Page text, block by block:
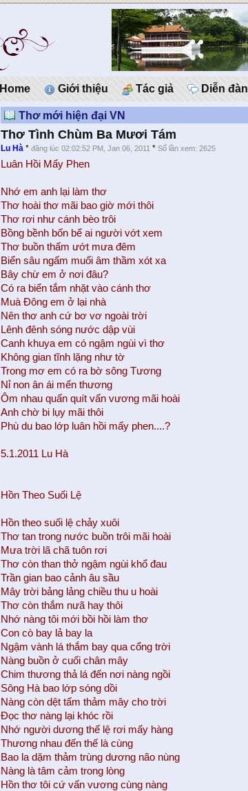
Home Giới thiệu Tác giả Diễn đàn
Thơ mới hiện đại VN
Thơ Tình Chùm Ba Mươi Tám
Lu Hà *đăng lúc 02:02:52 PM, Jan 06, 2011 *Số lần xem: 2625
Luân Hồi Mấy Phen
Nhớ em anh lại làm thơ
Thơ hoài thơ mãi bao giờ mới thôi
Thơ rơi như cánh bèo trôi
Bồng bềnh bốn bể ai người vớt xem
Thơ buồn thấm ướt mưa đêm
Biển sâu ngấm muối âm thầm xót xa
Bây chừ em ở nơi đâu?
Có ra biển tắm nhặt vào cánh thơ
Muà Đông em ở lại nhà
Nên thơ anh cứ bơ vơ ngoài trời
Lênh đênh sóng nước dập vùi
Canh khuya em có ngậm ngùi vì thơ
Không gian tĩnh lặng như tờ
Trong mơ em có ra bờ sông Tương
Nỉ non ân ái mến thương
Ôm nhau quấn quít vấn vương mãi hoài
Anh chờ bi lụy mãi thôi
Phù du bao lớp luân hồi mấy phen....?
5.1.2011 Lu Hà
Hồn Theo Suối Lệ
Hồn theo suối lệ chảy xuôi
Thơ tan trong nước buồn trôi mãi hoài
Mưa trời lã chã tuôn rơi
Thơ còn than thở ngậm ngùi khổ đau
Trần gian bao cảnh âu sầu
Mây trời bảng lảng chiều thu u hoài
Thơ còn thắm nưã hay thôi
Nhớ nàng tôi mới bồi hồi làm thơ
Con cò bay lả bay la
Ngậm vành lá thắm bay qua cổng trời
Nàng buồn ở cuối chân mây
Chim thương thả lá đến nơi nàng ngồi
Sông Hà bao lớp sóng dồi
Nàng còn dệt tấm thảm mây cho trời
Đọc thơ nàng lại khóc rồi
Nhớ người dương thế lệ rơi mấy hàng
Thương nhau đến thế là cùng
Bao la dặm thảm trùng dương não nùng
Nàng là tâm cảm trong lòng
Hồn thơ tôi cứ vấn vương cùng nàng